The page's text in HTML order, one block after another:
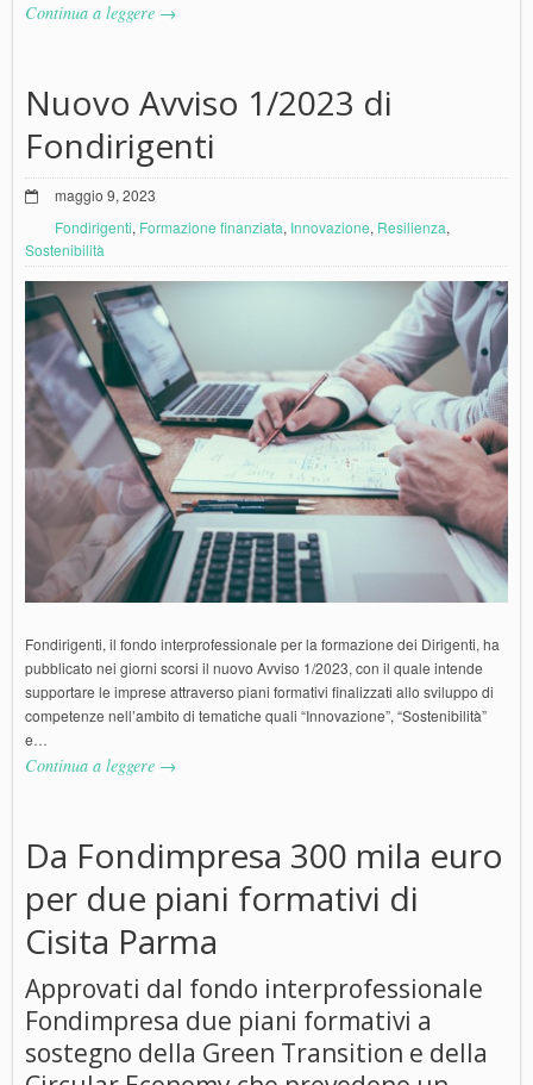
Continua a leggere →
Nuovo Avviso 1/2023 di
Fondirigenti
maggio 9, 2023
Fondirigenti, Formazione finanziata, Innovazione, Resilienza,
Sostenibilità
Fondirigenti, il fondo interprofessionale per la formazione dei Dirigenti, ha
pubblicato nei giorni scorsi il nuovo Avviso 1/2023, con il quale intende
supportare le imprese attraverso piani formativi finalizzati allo sviluppo di
competenze nell’ambito di tematiche quali “Innovazione”, “Sostenibilità”
e…
Continua a leggere →
Da Fondimpresa 300 mila euro
per due piani formativi di
Cisita Parma
Approvati dal fondo interprofessionale
Fondimpresa due piani formativi a
sostegno della Green Transition e della